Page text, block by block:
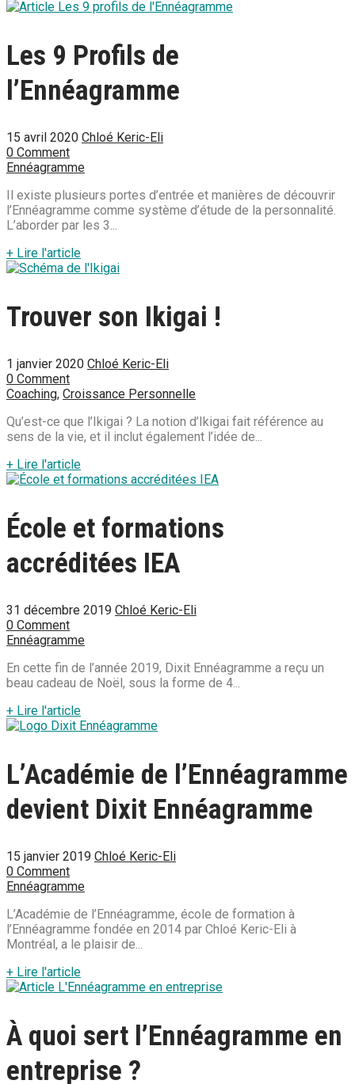
Les 9 Profils de
l’Ennéagramme
15 avril 2020 Chloé Keric-Eli
0 Comment
Ennéagramme
Il existe plusieurs portes d’entrée et manières de découvrir
l’Ennéagramme comme système d’étude de la personnalité.
L’aborder par les 3...
+ Lire l'article
Trouver son Ikigai !
1 janvier 2020 Chloé Keric-Eli
0 Comment
Coaching, Croissance Personnelle
Qu’est-ce que l’Ikigai ? La notion d’Ikigai fait référence au
sens de la vie, et il inclut également l’idée de...
+ Lire l'article
École et formations
accréditées IEA
31 décembre 2019 Chloé Keric-Eli
0 Comment
Ennéagramme
En cette fin de l’année 2019, Dixit Ennéagramme a reçu un
beau cadeau de Noël, sous la forme de 4...
+ Lire l'article
L’Académie de l’Ennéagramme
devient Dixit Ennéagramme
15 janvier 2019 Chloé Keric-Eli
0 Comment
Ennéagramme
L’Académie de l’Ennéagramme, école de formation à
l’Ennéagramme fondée en 2014 par Chloé Keric-Eli à
Montréal, a le plaisir de...
+ Lire l'article
À quoi sert l’Ennéagramme en
entreprise ?